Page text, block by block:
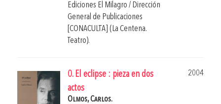
Ediciones El Milagro / Dirección
General de Publicaciones
[CONACULTA] (La Centena.
Teatro).
0. El eclipse : pieza en dos
actos
2004
Olmos, Carlos.